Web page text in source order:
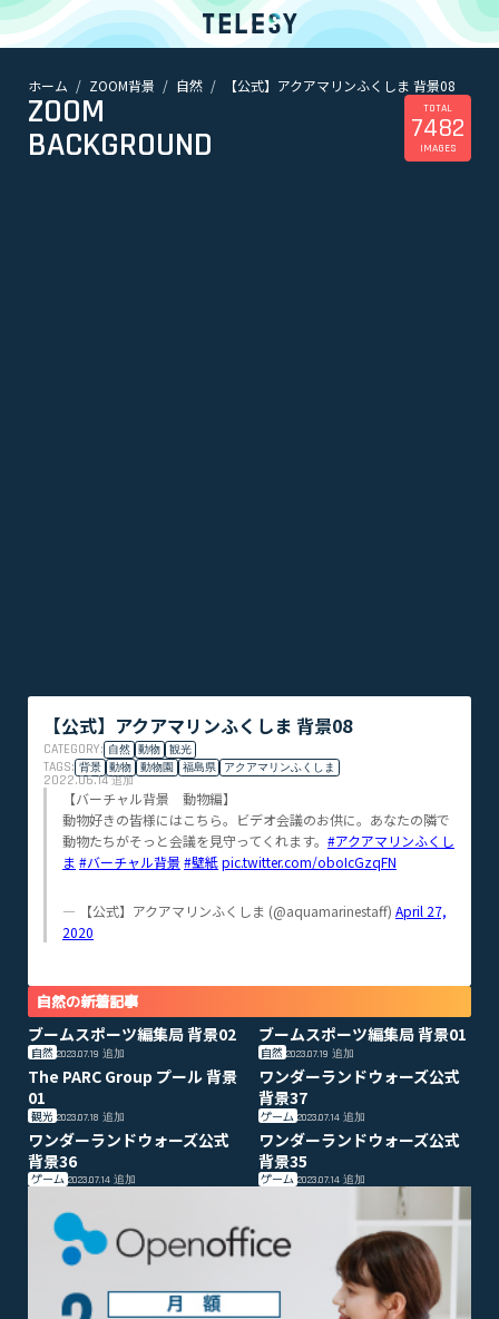
ホーム
ホーム ZOOM背景 自然 【公式】アクアマリンふくしま 背景08
ZOOM
BACKGROUND
TOTAL
7482
IMAGES
【公式】アクアマリンふくしま 背景08
CATEGORY: 自然 動物 観光
TAGS: 背景 動物 動物園 福島県 アクアマリンふくしま
2022.06.14追加
【バーチャル背景 動物編】
動物好きの皆様にはこちら。ビデオ会議のお供に。あなたの隣で
動物たちがそっと会議を見守ってくれます。 #アクアマリンふくし
ま #バーチャル背景 #壁紙pic.twitter.com/oboIcGzqFN
— 【公式】アクアマリンふくしま (@aquamarinestaff) April 27,
2020
自然の新着記事
ブームスポーツ編集局 背景02
自然 2023.07.19 追加
ブームスポーツ編集局 背景01
自然 2023.07.19追加
The PARC Group プール 背景
01
観光 2023.07.18 追加
ワンダーランドウォーズ公式
背景37
ゲーム 2023.07.14追加
ワンダーランドウォーズ公式
背景36
ゲーム 2023.07.14 追加
ワンダーランドウォーズ公式
背景35
ゲーム 2023.07.14追加